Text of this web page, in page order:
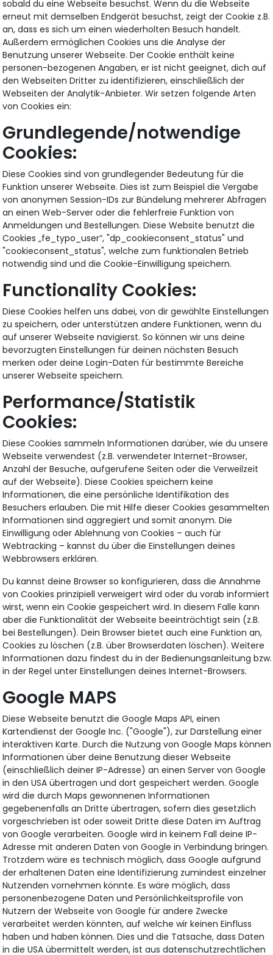
sobald du eine Webseite besuchst. Wenn du die Webseite
erneut mit demselben Endgerät besuchst, zeigt der Cookie z.B.
an, dass es sich um einen wiederholten Besuch handelt.
Außerdem ermöglichen Cookies uns die Analyse der
Benutzung unserer Webseite. Der Cookie enthält keine
personen-bezogenen Angaben, er ist nicht geeignet, dich auf
den Webseiten Dritter zu identifizieren, einschließlich der
Webseiten der Analytik-Anbieter. Wir setzen folgende Arten
von Cookies ein:
Grundlegende/notwendige
Cookies:
Diese Cookies sind von grundlegender Bedeutung für die
Funktion unserer Webseite. Dies ist zum Beispiel die Vergabe
von anonymen Session-IDs zur Bündelung mehrerer Abfragen
an einen Web-Server oder die fehlerfreie Funktion von
Anmeldungen und Bestellungen. Diese Website benutzt die
Cookies „fe_typo_user“, "dp_cookieconsent_status" und
"cookieconsent_status", welche zum funktionalen Betrieb
notwendig sind und die Cookie-Einwilligung speichern.
Functionality Cookies:
Diese Cookies helfen uns dabei, von dir gewählte Einstellungen
zu speichern, oder unterstützen andere Funktionen, wenn du
auf unserer Webseite navigierst. So können wir uns deine
bevorzugten Einstellungen für deinen nächsten Besuch
merken oder deine Login-Daten für bestimmte Bereiche
unserer Webseite speichern.
Performance/Statistik
Cookies:
Diese Cookies sammeln Informationen darüber, wie du unsere
Webseite verwendest (z.B. verwendeter Internet-Browser,
Anzahl der Besuche, aufgerufene Seiten oder die Verweilzeit
auf der Webseite). Diese Cookies speichern keine
Informationen, die eine persönliche Identifikation des
Besuchers erlauben. Die mit Hilfe dieser Cookies gesammelten
Informationen sind aggregiert und somit anonym. Die
Einwilligung oder Ablehnung von Cookies – auch für
Webtracking – kannst du über die Einstellungen deines
Webbrowsers erklären.
Du kannst deine Browser so konfigurieren, dass die Annahme
von Cookies prinzipiell verweigert wird oder du vorab informiert
wirst, wenn ein Cookie gespeichert wird. In diesem Falle kann
aber die Funktionalität der Webseite beeinträchtigt sein (z.B.
bei Bestellungen). Dein Browser bietet auch eine Funktion an,
Cookies zu löschen (z.B. über Browserdaten löschen). Weitere
Informationen dazu findest du in der Bedienungsanleitung bzw.
in der Regel unter Einstellungen deines Internet-Browsers.
Google MAPS
Diese Webseite benutzt die Google Maps API, einen
Kartendienst der Google Inc. ("Google"), zur Darstellung einer
interaktiven Karte. Durch die Nutzung von Google Maps können
Informationen über deine Benutzung dieser Webseite
(einschließlich deiner IP-Adresse) an einen Server von Google
in den USA übertragen und dort gespeichert werden. Google
wird die durch Maps gewonnenen Informationen
gegebenenfalls an Dritte übertragen, sofern dies gesetzlich
vorgeschrieben ist oder soweit Dritte diese Daten im Auftrag
von Google verarbeiten. Google wird in keinem Fall deine IP-
Adresse mit anderen Daten von Google in Verbindung bringen.
Trotzdem wäre es technisch möglich, dass Google aufgrund
der erhaltenen Daten eine Identifizierung zumindest einzelner
Nutzenden vornehmen könnte. Es wäre möglich, dass
personenbezogene Daten und Persönlichkeitsprofile von
Nutzern der Webseite von Google für andere Zwecke
verarbeitet werden könnten, auf welche wir keinen Einfluss
haben und haben können. Dies und die Tatsache, dass Daten
in die USA übermittelt werden, ist aus datenschutzrechtlichen